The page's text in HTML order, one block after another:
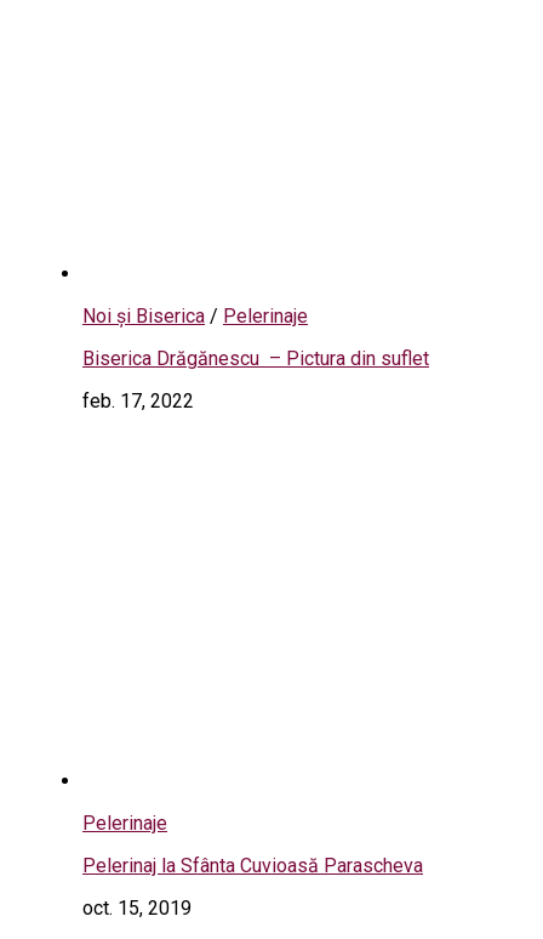
Noi și Biserica / Pelerinaje
Biserica Drăgănescu – Pictura din suflet
feb. 17, 2022
Pelerinaje
Pelerinaj la Sfânta Cuvioasă Parascheva
oct. 15, 2019